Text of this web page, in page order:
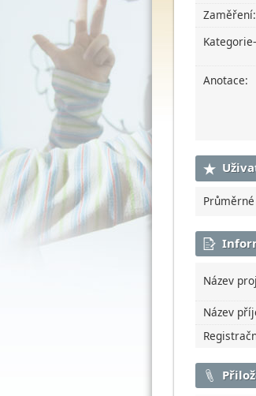
Zaměření:
Anotace:
Název
Název